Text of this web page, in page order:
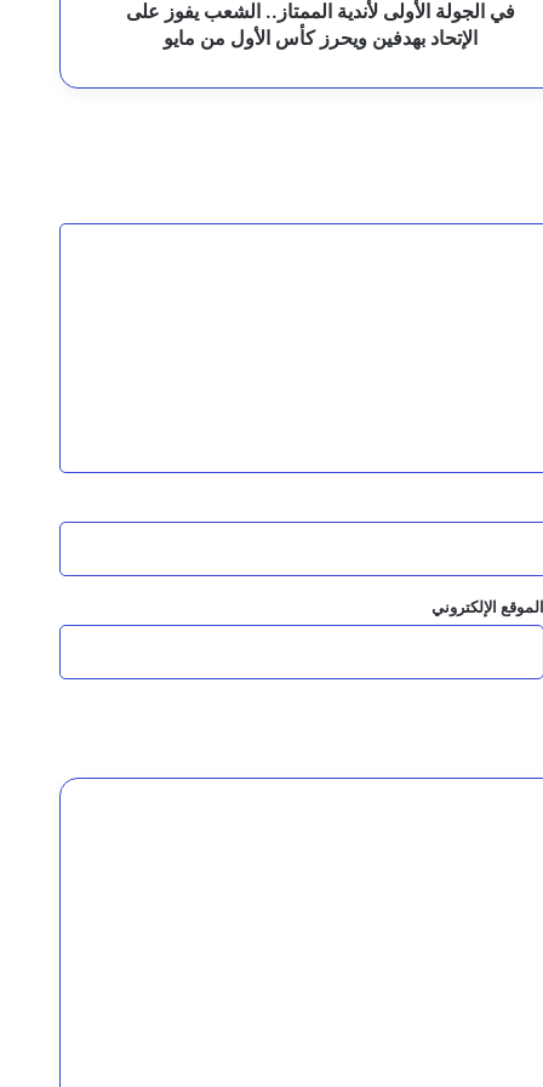
بهدفينفي الجولة الأولى لأندية الممتاز.. الشعب يفوز على
الإتحاد بهدفين ويحرز كأس الأول من مايو
الموقع الإلكتروني